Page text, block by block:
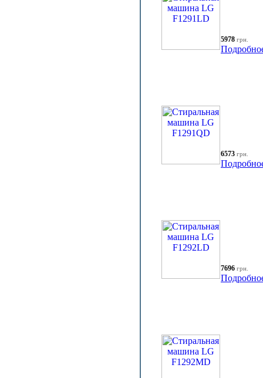
5978 грн.
6573 грн.
7696 грн.